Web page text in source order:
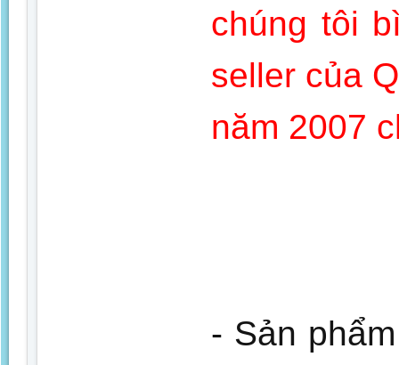
chúng tôi
seller của
năm 2007
- Sản